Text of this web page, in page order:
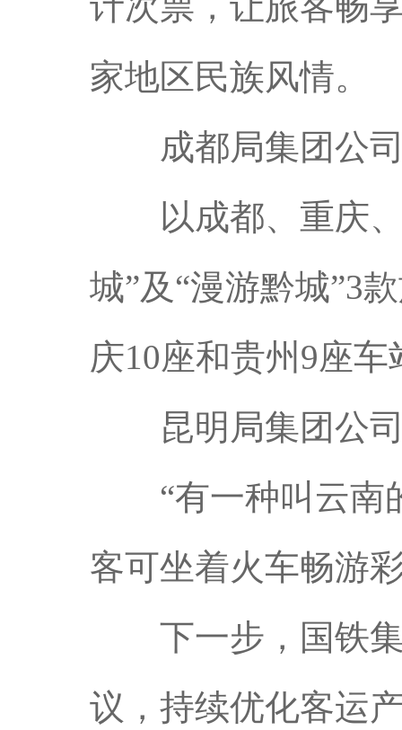
家地区民族风情。
成都局集团公
以成都、重庆、
城”及“漫游黔城”3
庆10座和贵州9座车
昆明局集团公
“有一种叫云南的
客可坐着火车畅游
下一步，国铁集
议，持续优化客运